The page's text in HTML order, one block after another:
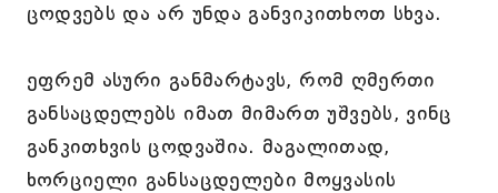
ცოდვებს და არ უნდა განვიკითხოთ სხვა.
ეფრემ ასური განმარტავს, რომ ღმერთი
განსაცდელებს იმათ მიმართ უშვებს, ვინც
განკითხვის ცოდვაშია. მაგალითად,
ხორციელი განსაცდელები მოყვასის